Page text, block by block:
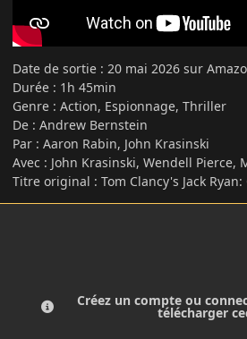
Date de sortie : 20 mai 2026 sur
Durée : 1h 45min
Genre : Action, Espionnage, Thriller
De : Andrew Bernstein
Par : Aaron Rabin, John Krasinski
Avec : John Krasinski, Wendell Pierce,
Titre original : Tom Clancy's Jack Ryan:
Créez un compte ou
télécharger